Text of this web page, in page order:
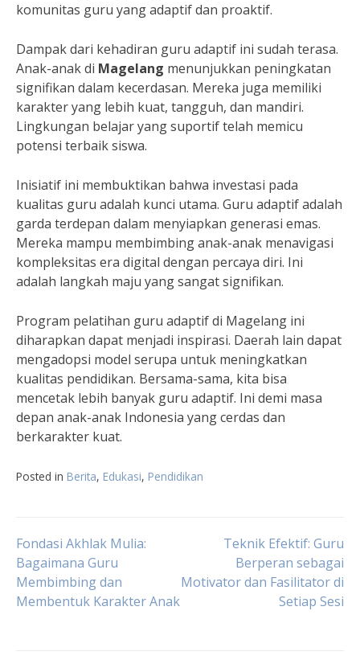
komunitas guru yang adaptif dan proaktif.
Dampak dari kehadiran guru adaptif ini sudah terasa.
Anak-anak di Magelang menunjukkan peningkatan
signifikan dalam kecerdasan. Mereka juga memiliki
karakter yang lebih kuat, tangguh, dan mandiri.
Lingkungan belajar yang suportif telah memicu
potensi terbaik siswa.
Inisiatif ini membuktikan bahwa investasi pada
kualitas guru adalah kunci utama. Guru adaptif adalah
garda terdepan dalam menyiapkan generasi emas.
Mereka mampu membimbing anak-anak menavigasi
kompleksitas era digital dengan percaya diri. Ini
adalah langkah maju yang sangat signifikan.
Program pelatihan guru adaptif di Magelang ini
diharapkan dapat menjadi inspirasi. Daerah lain dapat
mengadopsi model serupa untuk meningkatkan
kualitas pendidikan. Bersama-sama, kita bisa
mencetak lebih banyak guru adaptif. Ini demi masa
depan anak-anak Indonesia yang cerdas dan
berkarakter kuat.
Posted in Berita, Edukasi, Pendidikan
Navigasi
pos
Fondasi Akhlak Mulia:
Bagaimana Guru
Membimbing dan
Membentuk Karakter Anak
Teknik Efektif: Guru
Berperan sebagai
Motivator dan Fasilitator di
Setiap Sesi